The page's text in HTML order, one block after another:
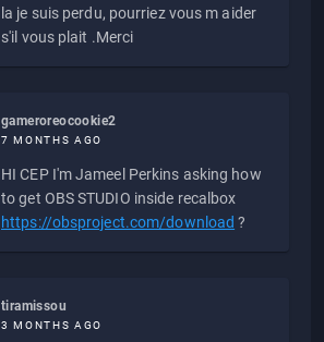
la je suis perdu, pourriez vous m aider
s'il vous plait .Merci
gameroreocookie2
7 MONTHS AGO
HI CEP I'm Jameel Perkins asking how
to get OBS STUDIO inside recalbox
https://obsproject.com/download ?
tiramissou
3 MONTHS AGO